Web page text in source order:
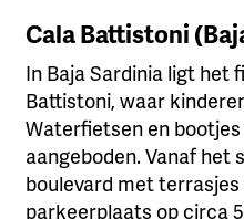
Cala Battistoni
In Baja Sardinia ligt het
Battistoni, waar
Waterfietsen en
aangeboden. Vanaf het
boulevard met terrasjes
parkeerplaats op circa